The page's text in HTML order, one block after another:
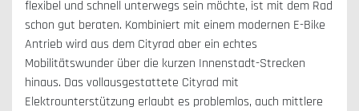
flexibel und schnell unterwegs sein möchte, ist mit dem Rad
schon gut beraten. Kombiniert mit einem modernen E-Bike
Antrieb wird aus dem Cityrad aber ein echtes
Mobilitätswunder über die kurzen Innenstadt-Strecken
hinaus. Das vollausgestattete Cityrad mit
Elektrounterstützung erlaubt es problemlos, auch mittlere